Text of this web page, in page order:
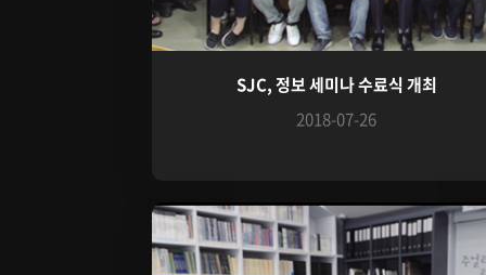
SJC, 정보 세미나 수료식 개최
2018-07-26